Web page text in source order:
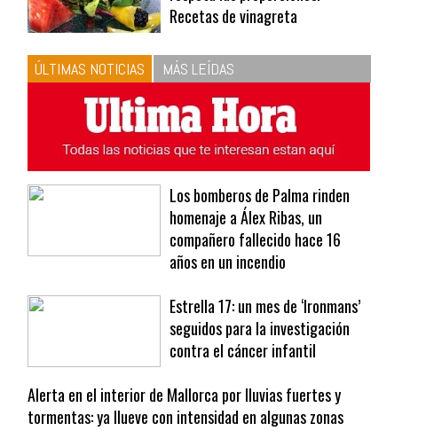
respeta las proporciones.
Recetas de vinagreta
ÚLTIMAS NOTICIAS MÁS LEÍDAS
Los bomberos de Palma rinden
compañero fallecido hace 16
años en un incendio
seguidos para la investigación
contra el cáncer infantil